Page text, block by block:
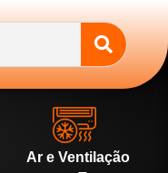
Ar e Ventilação